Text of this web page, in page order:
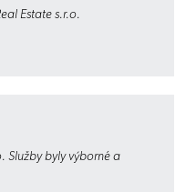
Estate s.r.o.
Služby byly výborné a